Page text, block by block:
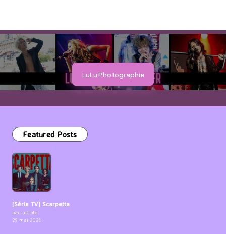
LuLu Photographie
Featured Posts
[Série TV] Scarpetta
par LuCioLe
29 mai 2026